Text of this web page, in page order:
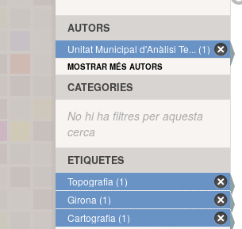
AUTORS
Unitat Municipal d'Anàlisi Te... (1)
MOSTRAR MÉS AUTORS
CATEGORIES
No hi ha filtres per aquesta
cerca
ETIQUETES
Topografia (1)
Girona (1)
Cartografia (1)